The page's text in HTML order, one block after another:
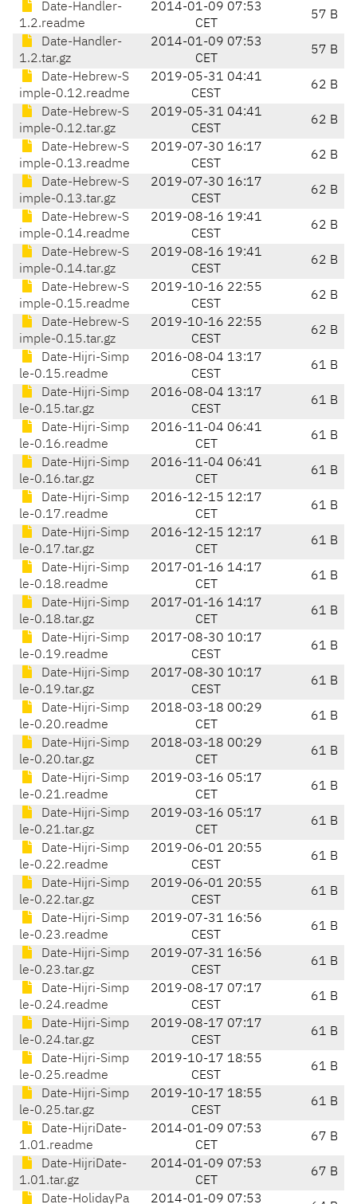
Date-Handler-
1.2.readme
2014-01-09 07:53
CET
57 B
Date-Handler-
1.2.tar.gz
2014-01-09 07:53
CET
57 B
Date-Hebrew-S
imple-0.12.readme
2019-05-31 04:41
CEST
62 B
Date-Hebrew-S
imple-0.12.tar.gz
2019-05-31 04:41
CEST
62 B
Date-Hebrew-S
imple-0.13.readme
2019-07-30 16:17
CEST
62 B
Date-Hebrew-S
imple-0.13.tar.gz
2019-07-30 16:17
CEST
62 B
Date-Hebrew-S
imple-0.14.readme
2019-08-16 19:41
CEST
62 B
Date-Hebrew-S
imple-0.14.tar.gz
2019-08-16 19:41
CEST
62 B
Date-Hebrew-S
imple-0.15.readme
2019-10-16 22:55
CEST
62 B
Date-Hebrew-S
imple-0.15.tar.gz
2019-10-16 22:55
CEST
62 B
Date-Hijri-Simp
le-0.15.readme
2016-08-04 13:17
CEST
61 B
Date-Hijri-Simp
le-0.15.tar.gz
2016-08-04 13:17
CEST
61 B
Date-Hijri-Simp
le-0.16.readme
2016-11-04 06:41
CET
61 B
Date-Hijri-Simp
le-0.16.tar.gz
2016-11-04 06:41
CET
61 B
Date-Hijri-Simp
le-0.17.readme
2016-12-15 12:17
CET
61 B
Date-Hijri-Simp
le-0.17.tar.gz
2016-12-15 12:17
CET
61 B
Date-Hijri-Simp
le-0.18.readme
2017-01-16 14:17
CET
61 B
Date-Hijri-Simp
le-0.18.tar.gz
2017-01-16 14:17
CET
61 B
Date-Hijri-Simp
le-0.19.readme
2017-08-30 10:17
CEST
61 B
Date-Hijri-Simp
le-0.19.tar.gz
2017-08-30 10:17
CEST
61 B
Date-Hijri-Simp
le-0.20.readme
2018-03-18 00:29
CET
61 B
Date-Hijri-Simp
le-0.20.tar.gz
2018-03-18 00:29
CET
61 B
Date-Hijri-Simp
le-0.21.readme
2019-03-16 05:17
CET
61 B
Date-Hijri-Simp
le-0.21.tar.gz
2019-03-16 05:17
CET
61 B
Date-Hijri-Simp
le-0.22.readme
2019-06-01 20:55
CEST
61 B
Date-Hijri-Simp
le-0.22.tar.gz
2019-06-01 20:55
CEST
61 B
Date-Hijri-Simp
le-0.23.readme
2019-07-31 16:56
CEST
61 B
Date-Hijri-Simp
le-0.23.tar.gz
2019-07-31 16:56
CEST
61 B
Date-Hijri-Simp
le-0.24.readme
2019-08-17 07:17
CEST
61 B
Date-Hijri-Simp
le-0.24.tar.gz
2019-08-17 07:17
CEST
61 B
Date-Hijri-Simp
le-0.25.readme
2019-10-17 18:55
CEST
61 B
Date-Hijri-Simp
le-0.25.tar.gz
2019-10-17 18:55
CEST
61 B
Date-HijriDate-
1.01.readme
2014-01-09 07:53
CET
67 B
Date-HijriDate-
1.01.tar.gz
2014-01-09 07:53
CET
67 B
Date-HolidayPa 2014-01-09 07:53